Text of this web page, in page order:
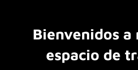
Bienvenidos a
espacio de